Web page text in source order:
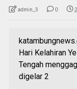
admin_3 0
Hari Kelahiran
Tengah
digelar 2